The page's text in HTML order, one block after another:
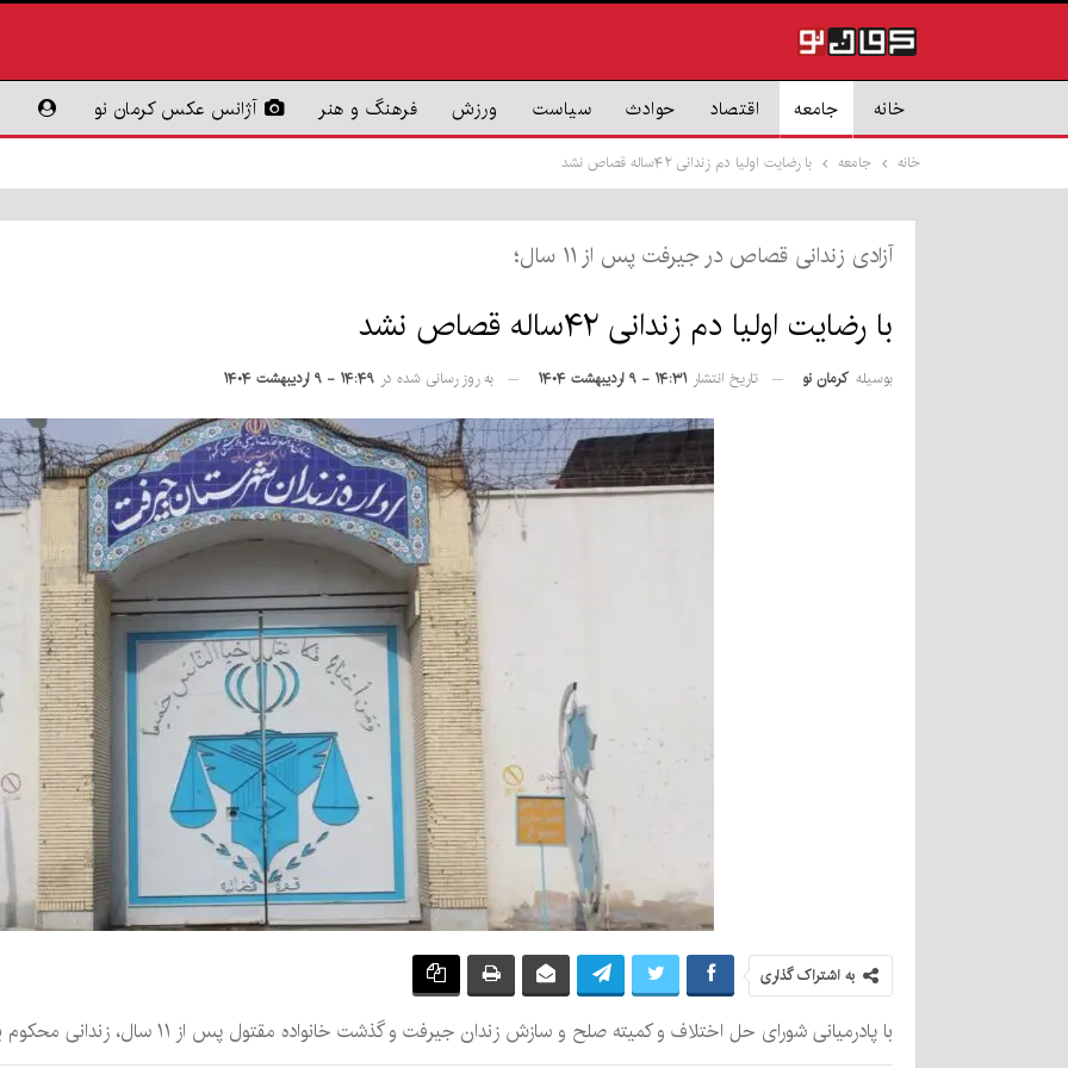
خانه جامعه اقتصاد حوادث سیاست ورزش فرهنگ و هنر آژانس عکس کرمان نو
خانه جامعه با رضایت اولیا دم زندانی ۴۲ساله قصاص نشد
آزادی زندانی قصاص‌ در جیرفت پس از ۱۱ سال؛
با رضایت اولیا دم زندانی ۴۲ساله قصاص نشد
بوسیله کرمان نو تاریخ انتشار ۱۴:۳۱ - ۹ اردیبهشت ۱۴۰۴ به روز رسانی شده در ۱۴:۴۹ - ۹ اردیبهشت ۱۴۰۴
به اشتراک گذاری
با پادرمیانی شورای حل اختلاف و کمیته صلح و سازش زندان جیرفت و گذشت خانواده مقتول پس از ۱۱ سال، زندانی محکوم به قصاص در جیرفت آزاد شد